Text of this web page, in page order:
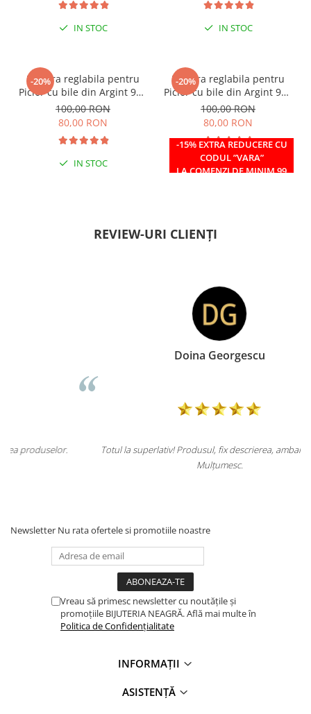
IN STOC IN STOC
-20%
Bratara reglabila pentru
Picior cu bile din Argint 925
si margele Miyuki rosii
100,00 RON
80,00 RON
IN STOC
-20%
-15% EXTRA REDUCERE CU
CODUL ”VARA”
LA COMENZI DE MINIM 99
Bratara reglabila pentru
Picior cu bile din Argint 925
si margele Miyuki verzi
100,00 RON
80,00 RON
IN STOC
REVIEW-URI CLIENȚI
Doina Georgescu
Totul la superlativ! Produsul, fix descrierea, ambalaj, livrare.
Newsletter Nu rata ofertele si promotiile noastre
Vreau să primesc newsletter cu noutățile și
promoțiile BIJUTERIA NEAGRĂ. Află mai multe în
Politica de Confidențialitate
INFORMAȚII
ASISTENȚĂ